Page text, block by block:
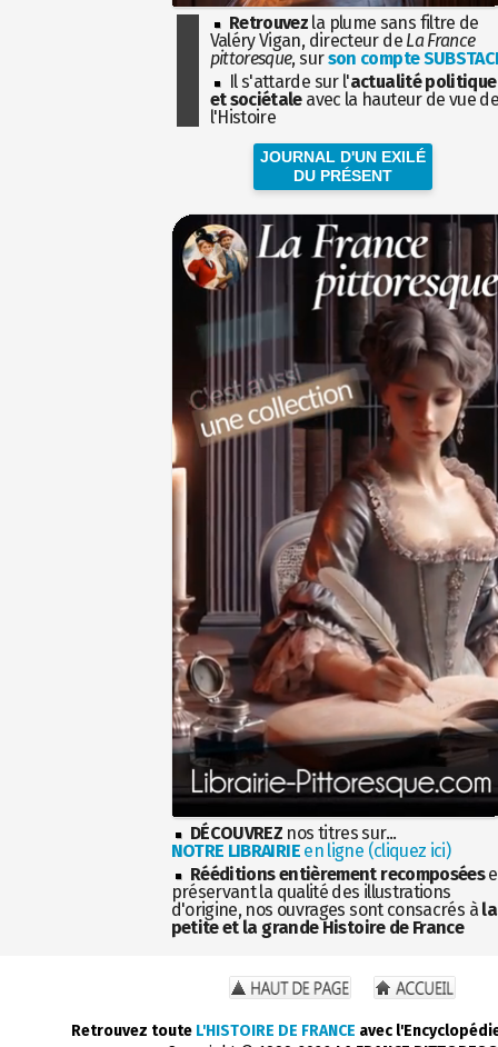
Retrouvez la plume sans filtre de
Valéry Vigan, directeur de La France
pittoresque, surson compte
Il s'attarde sur l'actualité politique
et sociétaleavec la hauteur de vue
l'Histoire
JOURNAL D'UN EXILÉ
DU PRÉSENT
DÉCOUVREZ nos titres sur...
NOTRE LIBRAIRIEen ligne (cliquez ici)
Rééditions entièrement recomposées
préservant la qualité des illustrations
d'origine, nos ouvrages sont consacrés à la
petite et la grande Histoire de France
Retrouvez toute L'HISTOIRE DE FRANCE avec